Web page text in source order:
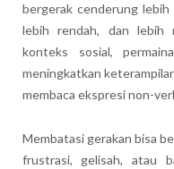
bergerak cenderung
lebih rendah, dan lebih
konteks sosial,
meningkatkan
membaca ekspresi non-
Membatasi gerakan bisa
frustrasi, gelisah, atau